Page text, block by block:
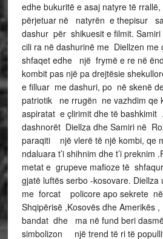
edhe bukuritë e asaj natyre të
përjetuar në natyrën e thepisur
dashur për shikuesit e filmit.
cili ra në dashurinë me Diellzen
shfaqet edhe një frymë e re në
kombit pas një pa drejtësie
e filluar me dashuri, po në skenë
patriotik ne rrugën ne vazhdim qe
aspiratat e çlirimit dhe të bashkimit
dashnorët Diellza dhe Samiri në
paraqiti një vlerë të një kombi, qe
ndaluara t’i shihnim dhe t’i
metat e grupeve mafioze të
gjatë luftës serbo -kosovare. Diellza
me forcat policore apo sekrete në
Shqipërisë ,Kosovës dhe
bandat dhe ma në fund beri
simbolizon një trend të ri të